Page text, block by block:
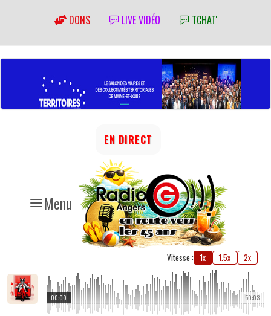
DONS LIVE VIDÉO TCHAT'
Menu
EN DIRECT
Vitesse : 1x 1.5x 2x
50:03
00:00